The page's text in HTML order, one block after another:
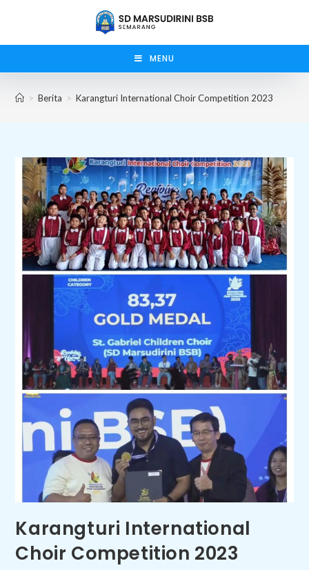
content
MENU
> Berita > Karangturi International Choir Competition 2023
Karangturi International
Choir Competition 2023